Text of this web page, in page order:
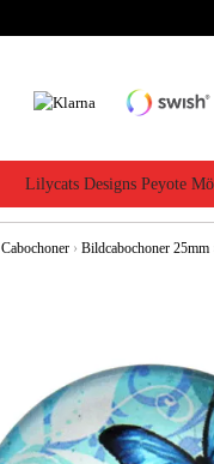
Lilycats Designs Peyote
Cabochoner › Bildcabochoner 25mm